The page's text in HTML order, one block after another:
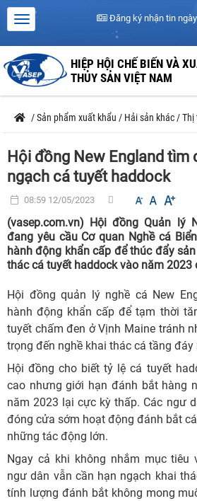
Đăng ký nhận tin ngày
HIỆP HỘI CHẾ BIẾN VÀ
THỦY SẢN VIỆT NAM
/Sản phẩm xuất khẩu / Hải sản khác /Thị
Hội đồng New England tìm
ngạch cá tuyết haddock
08:59 12/05/2023
(vasep.com.vn) Hội đồng Quản lý
đang yêu cầu Cơ quan Nghề cá
hành động khẩn cấp để thúc đẩy
thác cá tuyết haddock vào năm 2023
Hội đồng quản lý nghề cá New
hành động khẩn cấp để tạm thời
tuyết chấm đen ở Vịnh Maine tránh
trọng đến nghề khai thác cá tầng đáy
Hội đồng cho biết tỷ lệ cá tuyết
cao nhưng giới hạn đánh bắt hàng
năm 2023 lại cực kỳ thấp. Các ngư
đóng cửa sớm hoạt động đánh bắt
những tác động lớn.
Ngay cả khi không nhắm mục tiêu
ngư dân vẫn cần hạn ngạch khai
tính lượng đánh bắt không mong